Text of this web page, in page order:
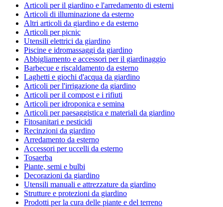
Articoli per il giardino e l'arredamento di esterni
Articoli di illuminazione da esterno
Altri articoli da giardino e da esterno
Articoli per picnic
Utensili elettrici da giardino
Piscine e idromassaggi da giardino
Abbigliamento e accessori per il giardinaggio
Barbecue e riscaldamento da esterno
Laghetti e giochi d'acqua da giardino
Articoli per l'irrigazione da giardino
Articoli per il compost e i rifiuti
Articoli per idroponica e semina
Articoli per paesaggistica e materiali da giardino
Fitosanitari e pesticidi
Recinzioni da giardino
Arredamento da esterno
Accessori per uccelli da esterno
Tosaerba
Piante, semi e bulbi
Decorazioni da giardino
Utensili manuali e attrezzature da giardino
Strutture e protezioni da giardino
Prodotti per la cura delle piante e del terreno